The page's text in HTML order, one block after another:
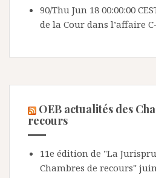
90/Thu Jun 18 00:00:00
de la Cour dans l’affaire
OEB actualités des
recours
11e édition de "La
Chambres de recours" juin